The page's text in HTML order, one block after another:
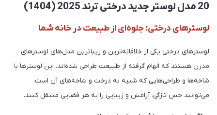
20 مدل لوستر جدید درختی ترند 2025 (1404)
لوسترهای درختی: جلوه‌ای از طبیعت در خانه شما
لوسترهای درختی یکی از خلاقانه‌ترین و زیباترین مدل‌های لوسترهای
مدرن هستند که الهام گرفته از طبیعت طراحی شده‌اند. این لوسترها با
شاخه‌ها و طراحی‌هایی که شبیه به درخت و شاخه‌های آن است،
می‌توانند حس تازگی، آرامش و زیبایی را به هر فضایی منتقل کنند.